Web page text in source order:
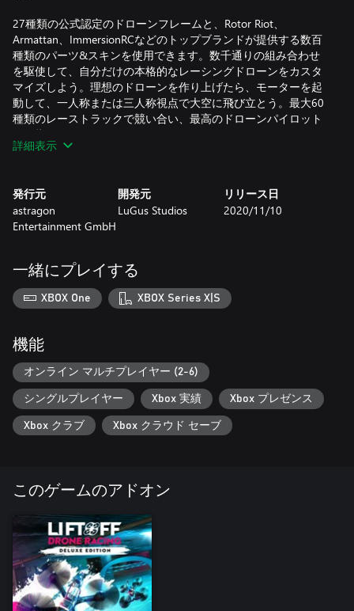
27種類の公式認定のドローンフレームと、Rotor Riot、
Armattan、ImmersionRCなどのトップブランドが提供する数百
種類のパーツ&スキンを使用できます。数千通りの組み合わせ
を駆使して、自分だけの本格的なレーシングドローンをカスタ
マイズしよう。理想のドローンを作り上げたら、モーターを起
動して、一人称または三人称視点で大空に飛び立とう。最大60
種類のレーストラックで競い合い、最高のドローンパイロット
を目指そう。
ドローンレースの初心者でも楽しめます。
世界中の一流ドローンパイロットがテストし推奨した最新鋭の
Racing」でリアルなドローンを飛ばせば、完全なヴァーチャル
であることを忘れるくらい没頭できます！エキサイティングな
キャンペーンモードでは、ドローンレースの歴史を学べます！
ットは、様々なコースを探索したり、他のパイロットとのレー
スを楽しめます。初心者は実戦前に飛行技術をトレーニングで
きます。
詳細表示
発行元
astragon
Entertainment GmbH
開発元
LuGus Studios
リリース日
2020/11/10
一緒にプレイする
XBOX One XBOX Series X|S
機能
オンライン マルチプレイヤー (2-6)
シングルプレイヤー Xbox 実績 Xbox プレゼンス
Xbox クラブ Xbox クラウド セーブ
このゲームのアドオン